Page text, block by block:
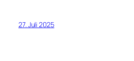
27. Juli 2025